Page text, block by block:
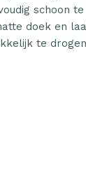
schoon
doek en
te